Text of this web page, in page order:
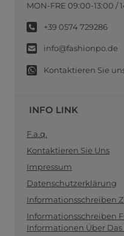
MON-FRE 09:00-13:00 /
+39 0574 729286
info@fashionpo.de
Kontaktieren Sie
INFO LINK
F.a.q.
Kontaktieren Sie Uns
Impressum
Datenschutzerklärung
Informationsschreiben
Informationsschreiben
Informationen Über